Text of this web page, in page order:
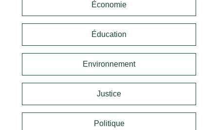
Économie
Éducation
Environnement
Justice
Politique